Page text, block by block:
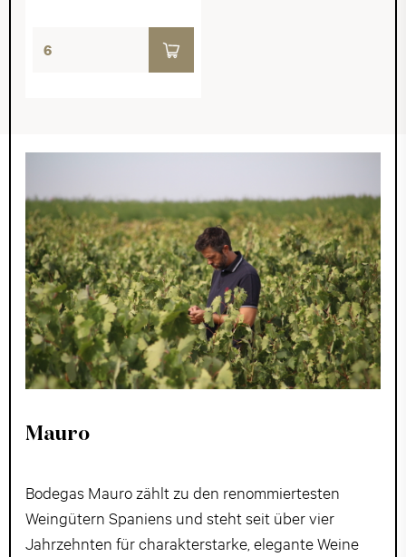
Mauro
Bodegas Mauro zählt zu den renommiertesten
Weingütern Spaniens und steht seit über vier
Jahrzehnten für charakterstarke, elegante Weine